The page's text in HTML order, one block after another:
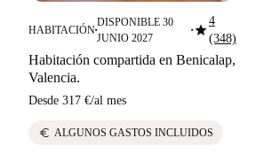
HABITACIÓN■
DISPONIBLE 30
JUNIO 2027
■star4
(348)
Habitación compartida en Benicalap,
Valencia.
Desde 317 €/al mes
euro ALGUNOS GASTOS INCLUIDOS